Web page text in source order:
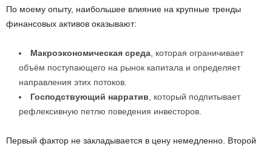
По моему опыту, наибольшее влияние на крупные тренды
финансовых активов оказывают:
Макроэкономическая среда , которая ограничивает
объём поступающего на рынок капитала и определяет
направления этих потоков.
Господствующий нарратив , который подпитывает
рефлексивную петлю поведения инвесторов.
Первый фактор не закладывается в цену немедленно. Второй